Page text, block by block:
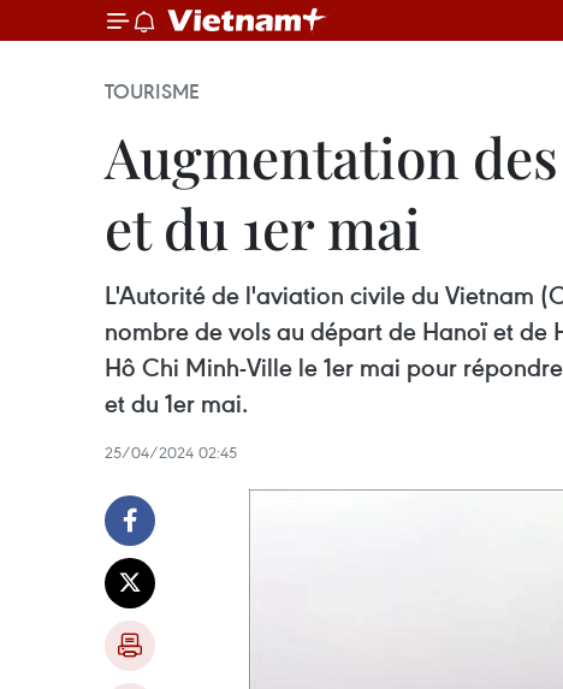
TOURISME
Augmentation
et du 1er mai
L'Autorité de l'aviation civile du Vietnam
nombre de vols au départ de Hanoï et de
Hô Chi Minh-Ville le 1er mai pour
et du 1er mai.
25/04/2024 02:45